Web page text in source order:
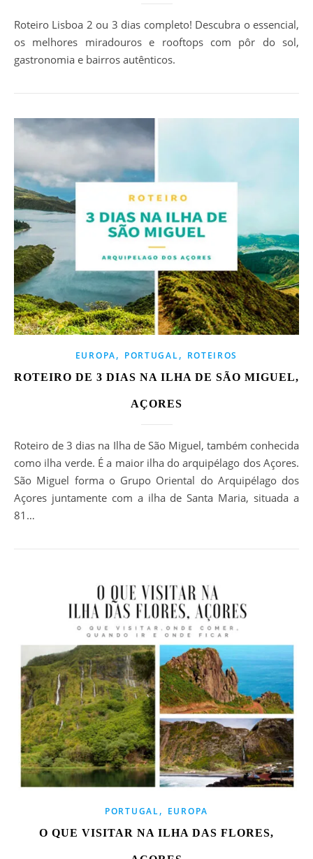
Roteiro Lisboa 2 ou 3 dias completo! Descubra o essencial,
os melhores miradouros e rooftops com pôr do sol,
gastronomia e bairros autênticos.
EUROPA, PORTUGAL, ROTEIROS
ROTEIRO DE 3 DIAS NA ILHA DE SÃO MIGUEL,
AÇORES
Roteiro de 3 dias na Ilha de São Miguel, também conhecida
como ilha verde. É a maior ilha do arquipélago dos Açores.
São Miguel forma o Grupo Oriental do Arquipélago dos
Açores juntamente com a ilha de Santa Maria, situada a
81…
PORTUGAL, EUROPA
O QUE VISITAR NA ILHA DAS FLORES,